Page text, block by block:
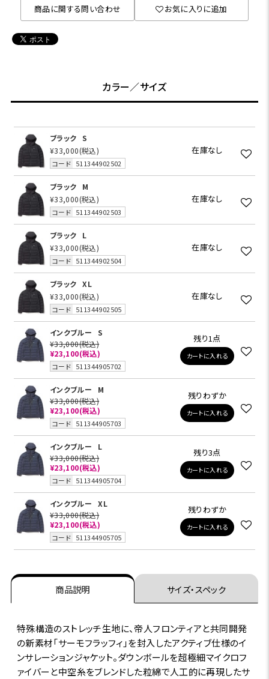
商品に関する問い合わせ お気に入りに追加
カラー／サイズ
ブラック
S
¥33,000(税込)
コード 511344902502
在庫なし
ブラック
M
¥33,000(税込)
コード 511344902503
在庫なし
ブラック
L
¥33,000(税込)
コード 511344902504
在庫なし
ブラック
XL
¥33,000(税込)
コード 511344902505
在庫なし
インクブルー
S
¥33,000(税込)
¥23,100(税込)
コード 511344905702
残り1点
カートに入れる
インクブルー
M
¥33,000(税込)
¥23,100(税込)
コード 511344905703
残りわずか
カートに入れる
インクブルー
L
¥33,000(税込)
¥23,100(税込)
コード 511344905704
残り3点
カートに入れる
インクブルー
XL
¥33,000(税込)
¥23,100(税込)
コード 511344905705
残りわずか
カートに入れる
商品説明 サイズ・スペック
特殊構造のストレッチ生地に、帝人フロンティアと共同開発
の新素材「サーモフラッフィ」を封入したアクティブ仕様のイ
ンサレーションジャケット。ダウンボールを超極細マイクロフ
ァイバーと中空糸をブレンドした粒綿で人工的に再現したサ